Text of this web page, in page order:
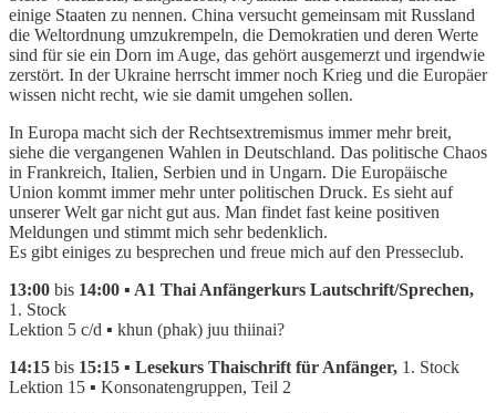
einige Staaten zu nennen. China versucht gemeinsam mit Russland
die Weltordnung umzukrempeln, die Demokratien und deren Werte
sind für sie ein Dorn im Auge, das gehört ausgemerzt und irgendwie
zerstört. In der Ukraine herrscht immer noch Krieg und die Europäer
wissen nicht recht, wie sie damit umgehen sollen.
In Europa macht sich der Rechtsextremismus immer mehr breit,
siehe die vergangenen Wahlen in Deutschland. Das politische Chaos
in Frankreich, Italien, Serbien und in Ungarn. Die Europäische
Union kommt immer mehr unter politischen Druck. Es sieht auf
unserer Welt gar nicht gut aus. Man findet fast keine positiven
Meldungen und stimmt mich sehr bedenklich.
Es gibt einiges zu besprechen und freue mich auf den Presseclub.
13:00 bis 14:00 ▪ A1 Thai Anfängerkurs Lautschrift/Sprechen,
1. Stock
Lektion 5 c/d ▪ khun (phak) juu thiinai?
14:15 bis 15:15 ▪ Lesekurs Thaischrift für Anfänger, 1. Stock
Lektion 15 ▪ Konsonatengruppen, Teil 2